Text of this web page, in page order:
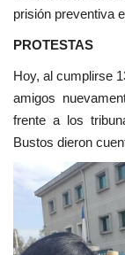
prisión preventiva
PROTESTAS
Hoy, al cumplirse
amigos
frente a los
Bustos dieron